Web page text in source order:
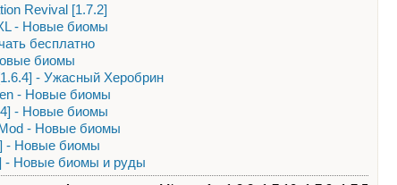
Revival [1.7.2]
- Новые биомы
бесплатно
биомы
- Ужасный Херобрин
- Новые биомы
- Новые биомы
- Новые биомы
- Новые биомы
- Новые биомы и руды